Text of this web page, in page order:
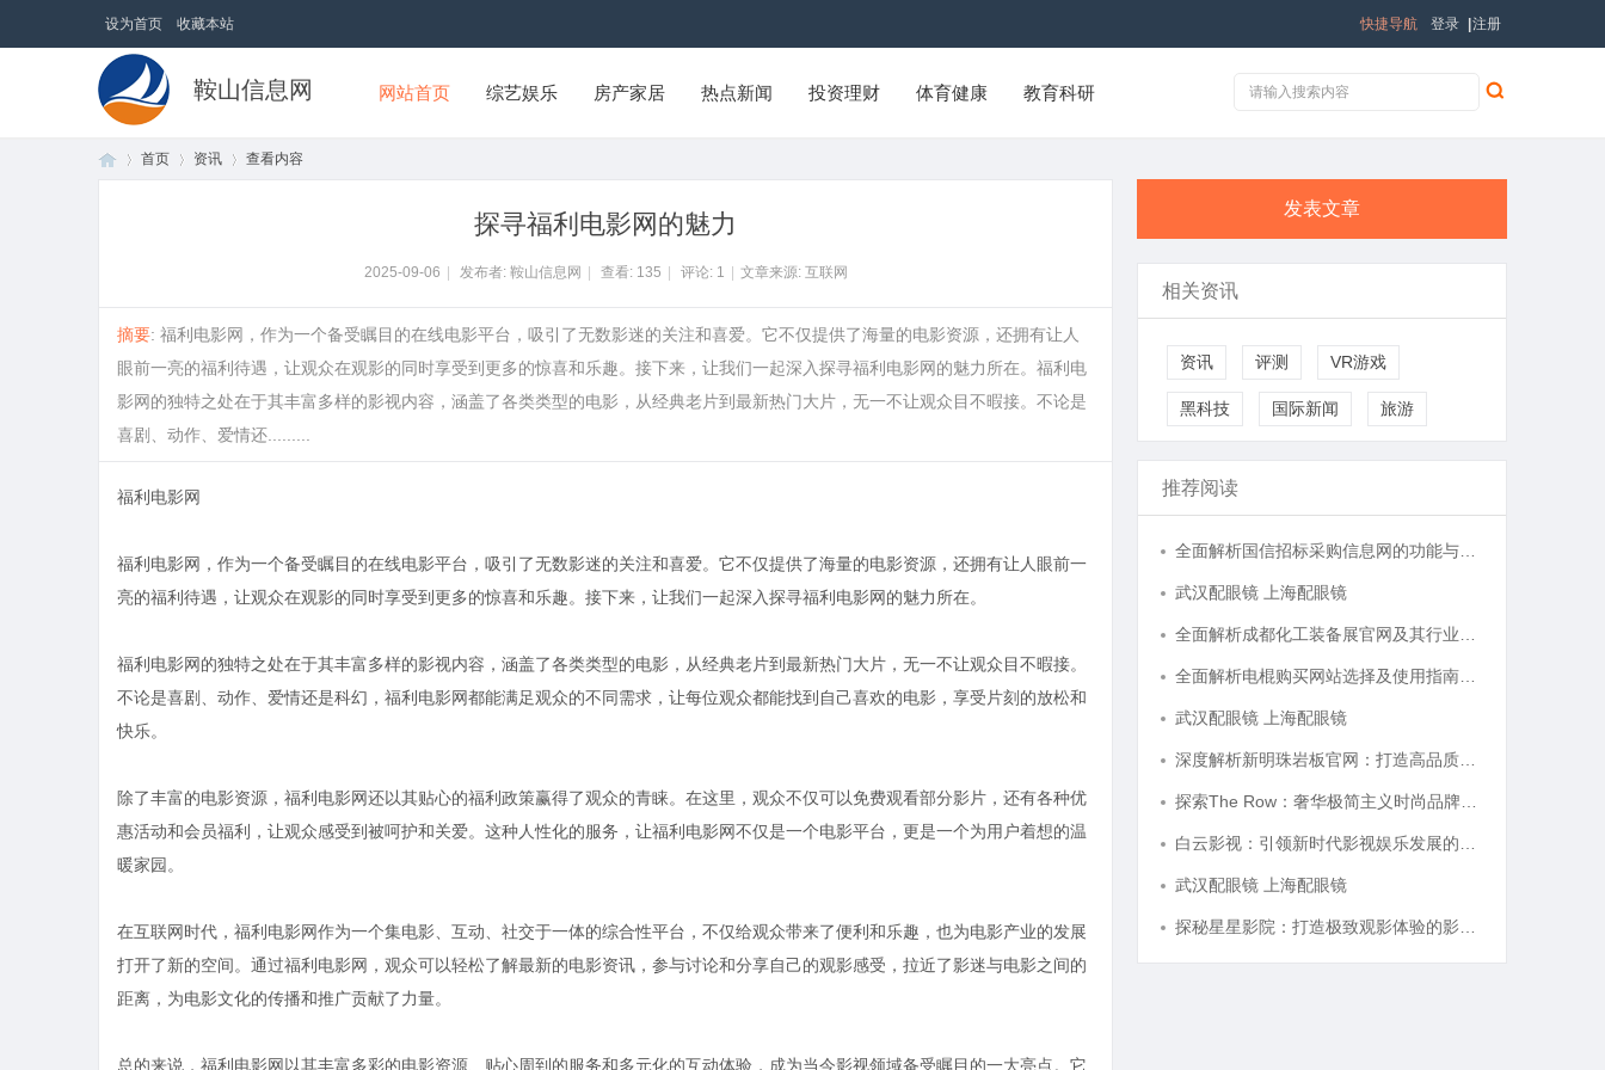
设为首页 收藏本站 登录 注册
快捷导航
鞍山信息网 网站首页 综艺娱乐 房产家居 热点新闻 投资理财 体育健康 教育科研
首页 资讯 查看内容
探寻福利电影网的魅力
2025-09-06 发布者: 鞍山信息网 查看: 135 评论: 1 文章来源: 互联网
摘要: 福利电影网，作为一个备受瞩目的在线电影平台，吸引了无数影迷的关注和喜爱。它不仅提供了海量的电影资源，还拥有让人
眼前一亮的福利待遇，让观众在观影的同时享受到更多的惊喜和乐趣。接下来，让我们一起深入探寻福利电影网的魅力所在。福利电
影网的独特之处在于其丰富多样的影视内容，涵盖了各类类型的电影，从经典老片到最新热门大片，无一不让观众目不暇接。不论是
喜剧、动作、爱情还.........
福利电影网
福利电影网，作为一个备受瞩目的在线电影平台，吸引了无数影迷的关注和喜爱。它不仅提供了海量的电影资源，还拥有让人眼前一
亮的福利待遇，让观众在观影的同时享受到更多的惊喜和乐趣。接下来，让我们一起深入探寻福利电影网的魅力所在。
福利电影网的独特之处在于其丰富多样的影视内容，涵盖了各类类型的电影，从经典老片到最新热门大片，无一不让观众目不暇接。
不论是喜剧、动作、爱情还是科幻，福利电影网都能满足观众的不同需求，让每位观众都能找到自己喜欢的电影，享受片刻的放松和
快乐。
除了丰富的电影资源，福利电影网还以其贴心的福利政策赢得了观众的青睐。在这里，观众不仅可以免费观看部分影片，还有各种优
惠活动和会员福利，让观众感受到被呵护和关爱。这种人性化的服务，让福利电影网不仅是一个电影平台，更是一个为用户着想的温
暖家园。
在互联网时代，福利电影网作为一个集电影、互动、社交于一体的综合性平台，不仅给观众带来了便利和乐趣，也为电影产业的发展
打开了新的空间。通过福利电影网，观众可以轻松了解最新的电影资讯，参与讨论和分享自己的观影感受，拉近了影迷与电影之间的
距离，为电影文化的传播和推广贡献了力量。
总的来说，福利电影网以其丰富多彩的电影资源、贴心周到的服务和多元化的互动体验，成为当今影视领域备受瞩目的一大亮点。它
发表文章
相关资讯
资讯 评测 VR游戏
黑科技 国际新闻 旅游
推荐阅读
武汉配眼镜 上海配眼镜
武汉配眼镜 上海配眼镜
武汉配眼镜 上海配眼镜